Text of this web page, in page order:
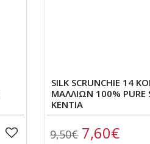
SILK SCRUNCHIE 14
ΜΑΛΛΙΩΝ 100% PURE
ΚΕΝΤΙΑ
9,50€7,60€